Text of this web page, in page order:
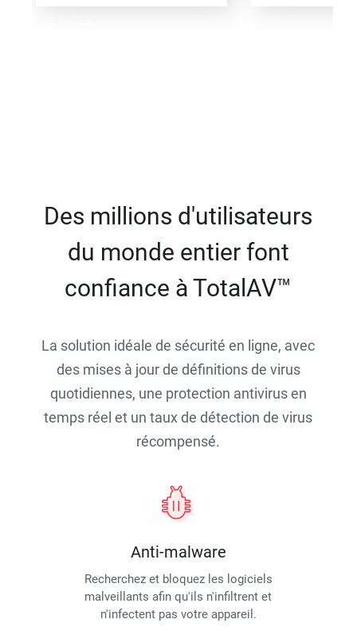
Des millions d'utilisateurs
du monde entier font
confiance à TotalAV™
La solution idéale de sécurité en ligne, avec
des mises à jour de définitions de virus
quotidiennes, une protection antivirus en
temps réel et un taux de détection de virus
récompensé.
Anti-malware
Recherchez et bloquez les logiciels
malveillants afin qu'ils n'infiltrent et
n'infectent pas votre appareil.